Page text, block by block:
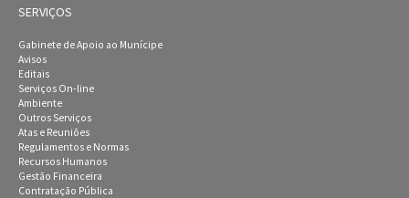
SERVIÇOS
Gabinete de Apoio ao Munícipe
Avisos
Editais
Serviços On-line
Ambiente
Outros Serviços
Atas e Reuniões
Regulamentos e Normas
Recursos Humanos
Gestão Financeira
Contratação Pública